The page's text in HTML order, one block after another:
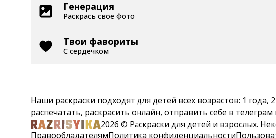
Генерация
Раскрась свое фото
Твои фавориты
С сердечком
Наши раскраски подходят для детей всех возрастов: 1 года,
распечатать, раскрасить онлайн, отправить себе в
2026 © Раскраски для детей и взрослых.
ПравообладателямПолитика конфиденциальности